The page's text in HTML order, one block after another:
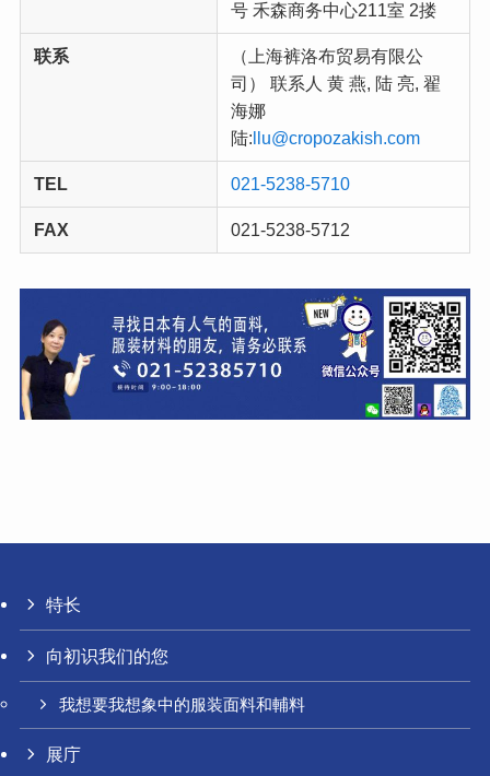
号 禾森商务中心211室 2搂
联系
（上海裤洛布贸易有限公
司） 联系人 黄 燕, 陆 亮, 翟
海娜
陆:llu@cropozakish.com
TEL 021-5238-5710
FAX 021-5238-5712
特长
向初识我们的您
我想要我想象中的服装面料和輔料
展庁